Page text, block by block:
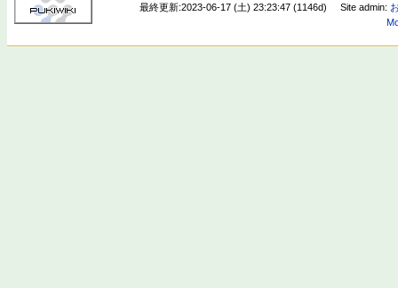
最終更新:2023-06-17 (土) 23:23:47 (1146d) Site admin: